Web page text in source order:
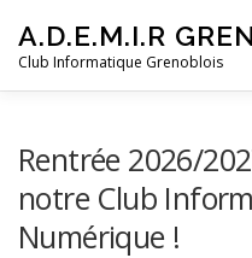
contenu
A.D.E.M.I.R
Club Informatique Grenoblois
PROGRAMME 2026
Rentrée 2026/
notre Club
Numérique !